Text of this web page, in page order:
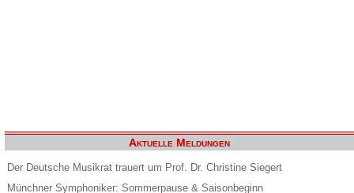
Aktuelle Meldungen
Der Deutsche Musikrat trauert um Prof. Dr. Christine Siegert
Münchner Symphoniker: Sommerpause & Saisonbeginn